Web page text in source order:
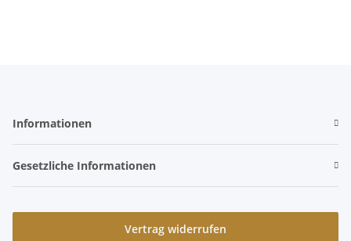
Informationen
Gesetzliche Informationen
Vertrag widerrufen